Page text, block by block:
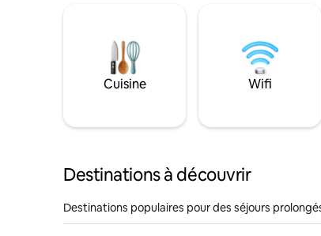
Cuisine Wifi
Destinations à découvrir
Destinations populaires pour des séjours